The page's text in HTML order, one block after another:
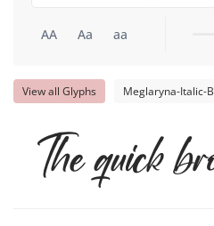
AA Aa aa
View all Glyphs Meglaryna-Italic-
The quick